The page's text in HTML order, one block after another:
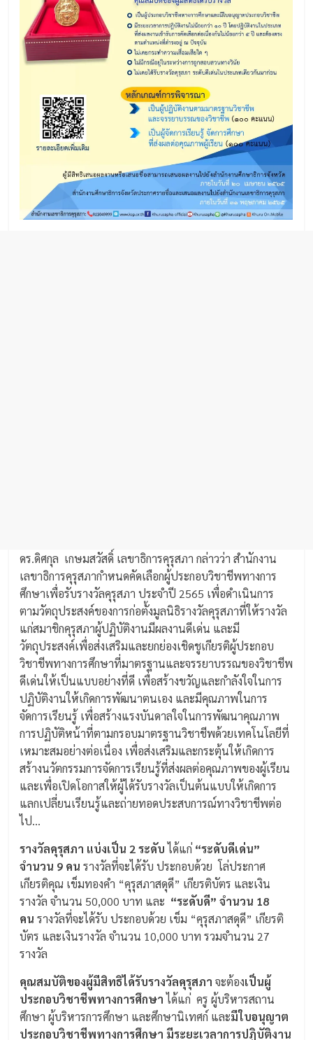
ดร.ดิศกุล เกษมสวัสดิ์ เลขาธิการคุรุสภา กล่าวว่า สำนักงาน
เลขาธิการคุรุสภากำหนดคัดเลือกผู้ประกอบวิชาชีพทางการ
ศึกษาเพื่อรับรางวัลคุรุสภา ประจำปี 2565 เพื่อดำเนินการ
ตามวัตถุประสงค์ของการก่อตั้งมูลนิธิรางวัลคุรุสภาที่ให้รางวัล
แก่สมาชิกคุรุสภาผู้ปฏิบัติงานมีผลงานดีเด่น และมี
วัตถุประสงค์เพื่อส่งเสริมและยกย่องเชิดชูเกียรติผู้ประกอบ
วิชาชีพทางการศึกษาที่มาตรฐานและจรรยาบรรณของวิชาชีพ
ดีเด่นให้เป็นแบบอย่างที่ดี เพื่อสร้างขวัญและกำลังใจในการ
ปฏิบัติงานให้เกิดการพัฒนาตนเอง และมีคุณภาพในการ
จัดการเรียนรู้ เพื่อสร้างแรงบันดาลใจในการพัฒนาคุณภาพ
การปฏิบัติหน้าที่ตามกรอบมาตรฐานวิชาชีพด้วยเทคโนโลยีที่
เหมาะสมอย่างต่อเนื่อง เพื่อส่งเสริมและกระตุ้นให้เกิดการ
สร้างนวัตกรรมการจัดการเรียนรู้ที่ส่งผลต่อคุณภาพของผู้เรียน
และเพื่อเปิดโอกาสให้ผู้ได้รับรางวัลเป็นต้นแบบให้เกิดการ
แลกเปลี่ยนเรียนรู้และถ่ายทอดประสบการณ์ทางวิชาชีพต่อ
ไป…
รางวัลคุรุสภา แบ่งเป็น 2 ระดับได้แก่ “ระดับดีเด่น”
จำนวน 9 คน รางวัลที่จะได้รับ ประกอบด้วย โล่ประกาศ
เกียรติคุณ เข็มทองคำ “คุรุสภาสดุดี” เกียรติบัตร และเงิน
รางวัล จำนวน 50,000 บาท และ “ระดับดี” จำนวน 18
คน รางวัลที่จะได้รับ ประกอบด้วย เข็ม “คุรุสภาสดุดี” เกียรติ
บัตร และเงินรางวัล จำนวน 10,000 บาท รวมจำนวน 27
รางวัล
คุณสมบัติของผู้มีสิทธิได้รับรางวัลคุรุสภา จะต้องเป็นผู้
ประกอบวิชาชีพทางการศึกษาได้แก่ ครู ผู้บริหารสถาน
ศึกษา ผู้บริหารการศึกษา และศึกษานิเทศก์ และมีใบอนุญาต
ประกอบวิชาชีพทางการศึกษา มีระยะเวลาการปฏิบัติงาน